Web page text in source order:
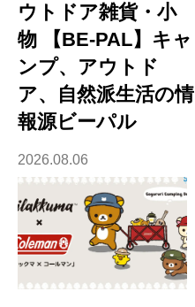
ウトドア雑貨・小
物 【BE-PAL】キャ
ンプ、アウトド
ア、自然派生活の情
報源ビーパル
2026.08.06